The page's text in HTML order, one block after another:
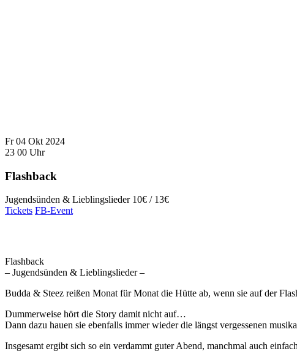
Fr 04 Okt 2024
23 00 Uhr
Flashback
Jugendsünden & Lieblingslieder 10€ / 13€
Tickets FB-Event
Flashback
– Jugendsünden & Lieblingslieder –
Budda & Steez reißen Monat für Monat die Hütte ab, wenn sie auf der
Dummerweise hört die Story damit nicht auf…
Dann dazu hauen sie ebenfalls immer wieder die längst vergessenen
Insgesamt ergibt sich so ein verdammt guter Abend, manchmal auch